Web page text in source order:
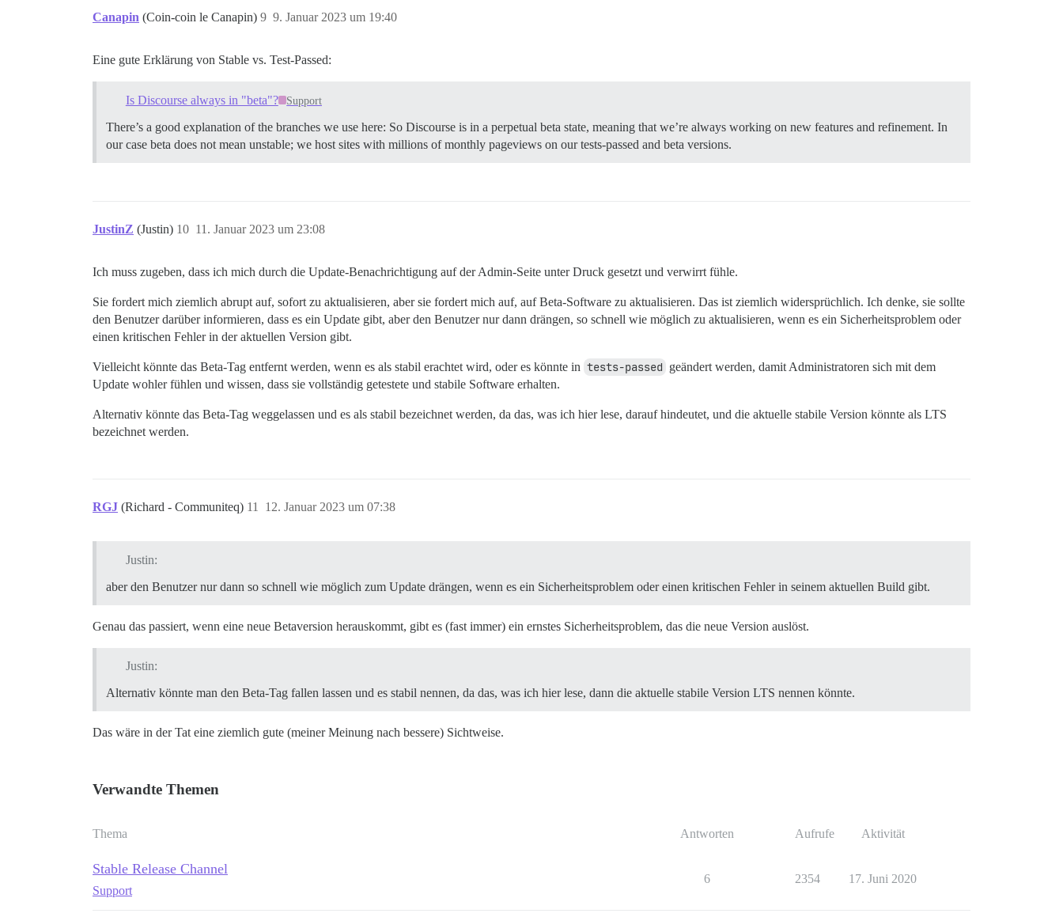
Canapin (Coin-coin le Canapin) 9. Januar 2023 um 19:40
9
Eine gute Erklärung von Stable vs. Test-Passed:
Is Discourse always in "beta"? Support
There’s a good explanation of the branches we use here: So Discourse is in a perpetual beta state, meaning that we’re always working on new features and refinement. In
our case beta does not mean unstable; we host sites with millions of monthly pageviews on our tests-passed and beta versions.
JustinZ (Justin) 11. Januar 2023 um 23:08
10
Ich muss zugeben, dass ich mich durch die Update-Benachrichtigung auf der Admin-Seite unter Druck gesetzt und verwirrt fühle.
Sie fordert mich ziemlich abrupt auf, sofort zu aktualisieren, aber sie fordert mich auf, auf Beta-Software zu aktualisieren. Das ist ziemlich widersprüchlich. Ich denke, sie sollte
den Benutzer darüber informieren, dass es ein Update gibt, aber den Benutzer nur dann drängen, so schnell wie möglich zu aktualisieren, wenn es ein Sicherheitsproblem oder
einen kritischen Fehler in der aktuellen Version gibt.
Vielleicht könnte das Beta-Tag entfernt werden, wenn es als stabil erachtet wird, oder es könnte in tests-passed geändert werden, damit Administratoren sich mit dem
Update wohler fühlen und wissen, dass sie vollständig getestete und stabile Software erhalten.
Alternativ könnte das Beta-Tag weggelassen und es als stabil bezeichnet werden, da das, was ich hier lese, darauf hindeutet, und die aktuelle stabile Version könnte als LTS
bezeichnet werden.
RGJ (Richard - Communiteq) 12. Januar 2023 um 07:38
11
Justin:
aber den Benutzer nur dann so schnell wie möglich zum Update drängen, wenn es ein Sicherheitsproblem oder einen kritischen Fehler in seinem aktuellen Build gibt.
Genau das passiert, wenn eine neue Betaversion herauskommt, gibt es (fast immer) ein ernstes Sicherheitsproblem, das die neue Version auslöst.
Justin:
Alternativ könnte man den Beta-Tag fallen lassen und es stabil nennen, da das, was ich hier lese, dann die aktuelle stabile Version LTS nennen könnte.
Das wäre in der Tat eine ziemlich gute (meiner Meinung nach bessere) Sichtweise.
Verwandte Themen
Thema Antworten Aufrufe Aktivität
Stable Release Channel
Support
6 2354 17. Juni 2020